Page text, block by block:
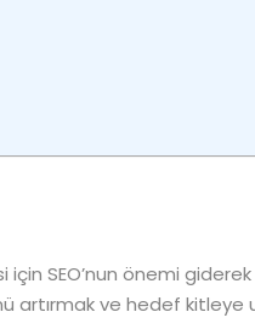
SEO’nun önemi giderek
artırmak ve hedef kitleye